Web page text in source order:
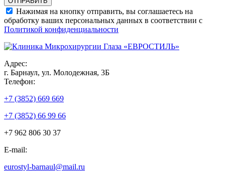
Нажимая на кнопку отправить, вы соглашаетесь на
обработку ваших персональных данных в соответствии с
Политикой конфиденциальности
Адрес:
г. Барнаул, ул. Молодежная, 3Б
Телефон:
+7 (3852) 669 669
+7 (3852) 66 99 66
+7 962 806 30 37
E-mail:
eurostyl-barnaul@mail.ru